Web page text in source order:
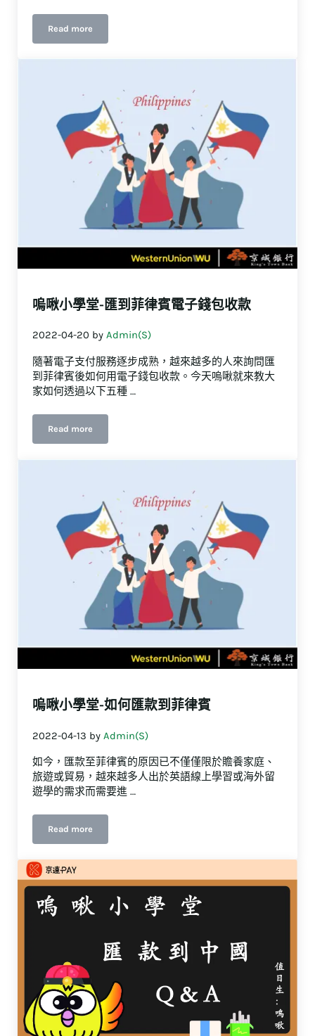
Read moreLớp học WU CHIU- Làm cách nào chuyển tiền về Việt Nam
嗚啾小學堂-匯到菲律賓電子錢包收款
2022-04-20 byAdmin(S)
隨著電子支付服務逐步成熟，越來越多的人來詢問匯
到菲律賓後如何用電子錢包收款。今天嗚啾就來教大
家如何透過以下五種 …
Read more嗚啾小學堂-匯到菲律賓電子錢包收款
嗚啾小學堂-如何匯款到菲律賓
2022-04-13 byAdmin(S)
如今，匯款至菲律賓的原因已不僅僅限於贍養家庭、
旅遊或貿易，越來越多人出於英語線上學習或海外留
遊學的需求而需要進 …
Read more嗚啾小學堂-如何匯款到菲律賓